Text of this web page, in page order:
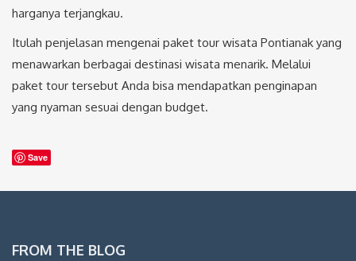
harganya terjangkau.
Itulah penjelasan mengenai paket tour wisata Pontianak yang
menawarkan berbagai destinasi wisata menarik. Melalui
paket tour tersebut Anda bisa mendapatkan penginapan
yang nyaman sesuai dengan budget.
Save
FROM THE BLOG